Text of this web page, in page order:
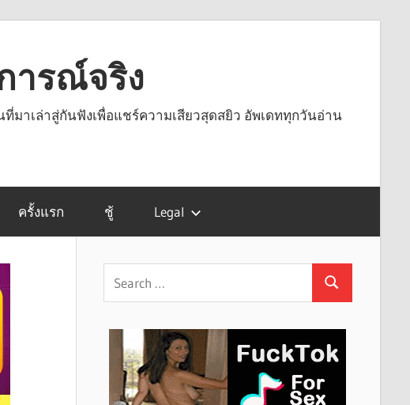
ารณ์จริง
ที่มาเล่าสู่กันฟังเพื่อแชร์ความเสียวสุดสยิว อัพเดททุกวันอ่าน
ครั้งแรก ชู้ Legal